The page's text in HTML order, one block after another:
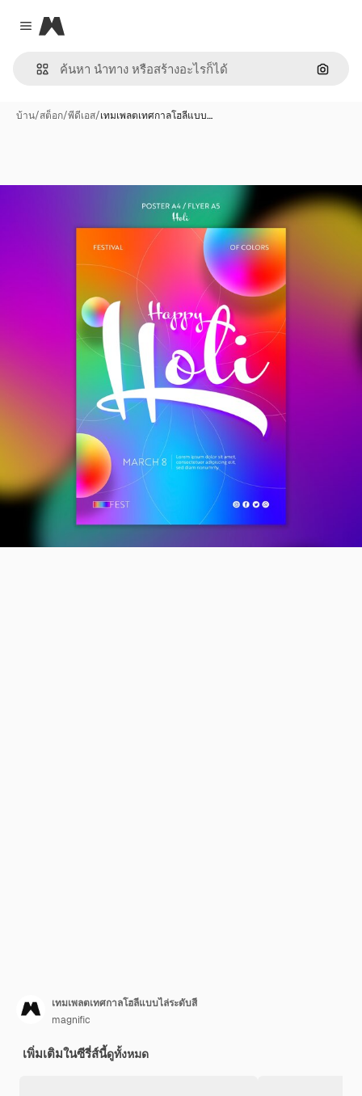
Close menu
Magnific
ค้นหา
บ้าน/สต็อก/พีดีเอส/เทมเพลตเทศกาลโฮลีแบบ…
เทมเพลตเทศกาลโฮลีแบบไล่ระดับสี
magnific
เพิ่มเติมในซีรี่ส์นี้ดูทั้งหมด